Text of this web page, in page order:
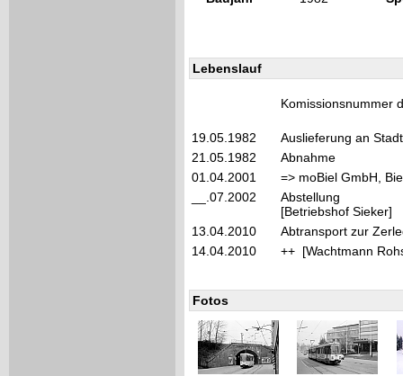
Lebenslauf
Komissionsnummer
19.05.1982
Auslieferung an
21.05.1982
Abnahme
01.04.2001
=> moBiel GmbH,
__.07.2002
Abstellung
[Betriebshof Sieker]
13.04.2010
Abtransport zur
14.04.2010
++ [Wachtmann
Fotos